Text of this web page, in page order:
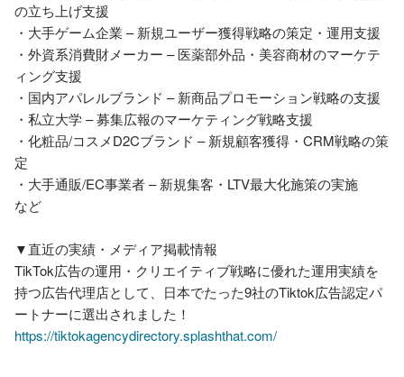
の立ち上げ支援
・大手ゲーム企業 – 新規ユーザー獲得戦略の策定・運用支援
・外資系消費財メーカー – 医薬部外品・美容商材のマーケテ
ィング支援
・国内アパレルブランド – 新商品プロモーション戦略の支援
・私立大学 – 募集広報のマーケティング戦略支援
・化粧品/コスメD2Cブランド – 新規顧客獲得・CRM戦略の策
定
・大手通販/EC事業者 – 新規集客・LTV最大化施策の実施
など
▼直近の実績・メディア掲載情報
TikTok広告の運用・クリエイティブ戦略に優れた運用実績を
持つ広告代理店として、日本でたった9社のTiktok広告認定パ
https://tiktokagencydirectory.splashthat.com/